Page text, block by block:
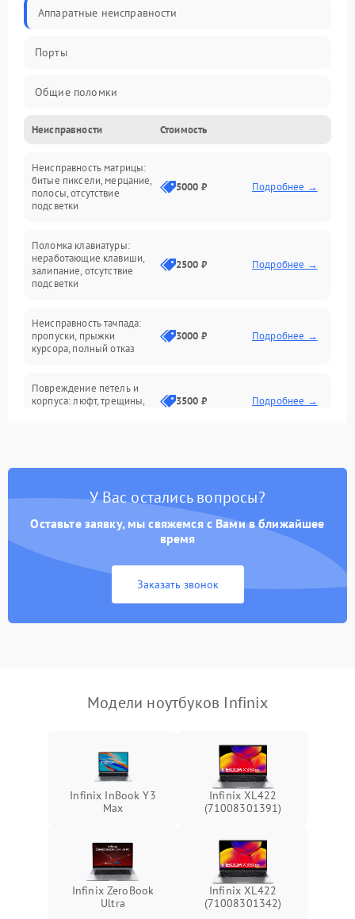
Аппаратные неисправности
Порты
Общие поломки
Устройства
Программные ошибки
Электрические и системные сбои
Интерфейсные проблемы
Батарея
Сеть и интернет
Неисправности Стоимость
Неисправность матрицы:
битые пиксели, мерцание,
полосы, отсутствие
подсветки
5000 ₽ Подробнее →
Поломка клавиатуры:
неработающие клавиши,
залипание, отсутствие
подсветки
2500 ₽ Подробнее →
Неисправность тачпада:
пропуски, прыжки
курсора, полный отказ
3000 ₽ Подробнее →
Повреждение петель и
корпуса: люфт, трещины,
3500 ₽ Подробнее →
быстрая разрядка,
2500 ₽ Подробнее →
Неисправность зарядного
питания
2000 ₽ Подробнее →
неисправности кулера
пропадание диска
оперативной памяти:
вылеты приложений,
Подробнее →
Проблемы Wi‑Fi или
У Вас остались вопросы?
Оставьте заявку, мы свяжемся с Вами в ближайшее
время
Заказать звонок
Модели ноутбуков Infinix
Infinix InBook Y3
Max
Infinix XL422
(71008301391)
Infinix ZeroBook
Ultra
Infinix XL422
(71008301342)